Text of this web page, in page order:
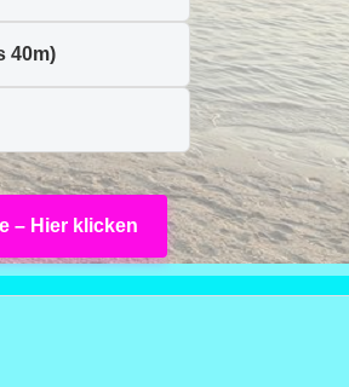
40m)
– Hier klicken